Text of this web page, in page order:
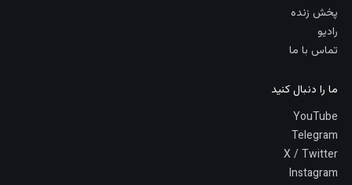
پخش زنده
رادیو
تماس با ما
ما را دنبال کنید
YouTube
Telegram
X / Twitter
Instagram